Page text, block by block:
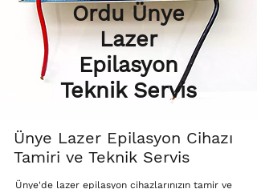
Ordu Ünye
Lazer
Epilasyon
Teknik Servis
Ünye Lazer Epilasyon Cihazı
Tamiri ve Teknik Servis
Ünye'de lazer epilasyon cihazlarınızın tamir ve